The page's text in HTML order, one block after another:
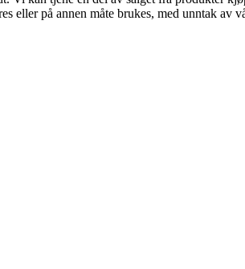
eller på annen måte brukes, med unntak av